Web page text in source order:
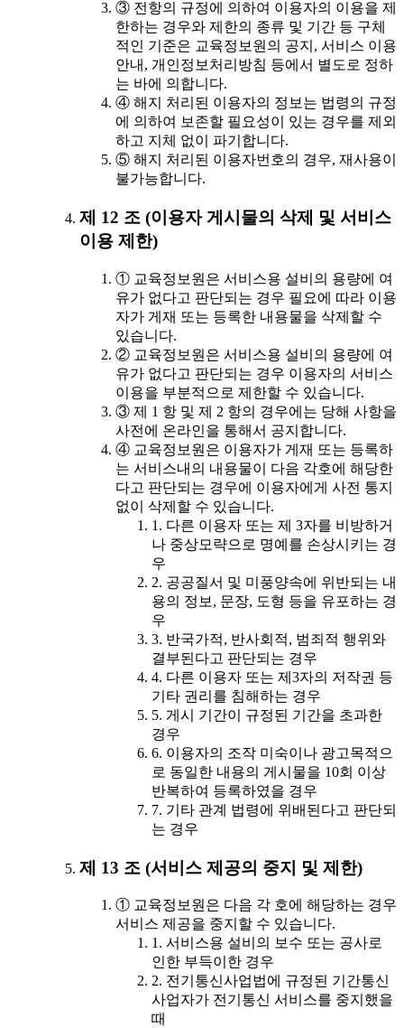
③ 전항의 규정에 의하여 이용자의 이용을 제
한하는 경우와 제한의 종류 및 기간 등 구체
적인 기준은 교육정보원의 공지, 서비스 이용
안내, 개인정보처리방침 등에서 별도로 정하
는 바에 의합니다.
④ 해지 처리된 이용자의 정보는 법령의 규정
에 의하여 보존할 필요성이 있는 경우를 제외
하고 지체 없이 파기합니다.
⑤ 해지 처리된 이용자번호의 경우, 재사용이
불가능합니다.
제 12 조 (이용자 게시물의 삭제 및 서비스
이용 제한)
① 교육정보원은 서비스용 설비의 용량에 여
유가 없다고 판단되는 경우 필요에 따라 이용
자가 게재 또는 등록한 내용물을 삭제할 수
있습니다.
② 교육정보원은 서비스용 설비의 용량에 여
유가 없다고 판단되는 경우 이용자의 서비스
이용을 부분적으로 제한할 수 있습니다.
③ 제 1 항 및 제 2 항의 경우에는 당해 사항을
사전에 온라인을 통해서 공지합니다.
④ 교육정보원은 이용자가 게재 또는 등록하
는 서비스내의 내용물이 다음 각호에 해당한
다고 판단되는 경우에 이용자에게 사전 통지
없이 삭제할 수 있습니다.
1. 다른 이용자 또는 제 3자를 비방하거
나 중상모략으로 명예를 손상시키는 경
우
2. 공공질서 및 미풍양속에 위반되는 내
용의 정보, 문장, 도형 등을 유포하는 경
우
3. 반국가적, 반사회적, 범죄적 행위와
결부된다고 판단되는 경우
4. 다른 이용자 또는 제3자의 저작권 등
기타 권리를 침해하는 경우
5. 게시 기간이 규정된 기간을 초과한
경우
6. 이용자의 조작 미숙이나 광고목적으
로 동일한 내용의 게시물을 10회 이상
반복하여 등록하였을 경우
7. 기타 관계 법령에 위배된다고 판단되
는 경우
제 13 조 (서비스 제공의 중지 및 제한)
① 교육정보원은 다음 각 호에 해당하는 경우
서비스 제공을 중지할 수 있습니다.
1. 서비스용 설비의 보수 또는 공사로
인한 부득이한 경우
2. 전기통신사업법에 규정된 기간통신
사업자가 전기통신 서비스를 중지했을
때